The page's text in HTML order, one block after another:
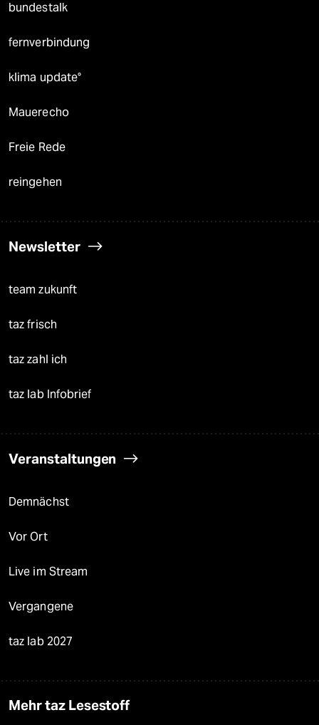
bundestalk
fernverbindung
klima update°
Mauerecho
Freie Rede
reingehen
Newsletter
team zukunft
taz frisch
taz zahl ich
taz lab Infobrief
Veranstaltungen
Demnächst
Vor Ort
Live im Stream
Vergangene
taz lab 2027
Mehr taz Lesestoff